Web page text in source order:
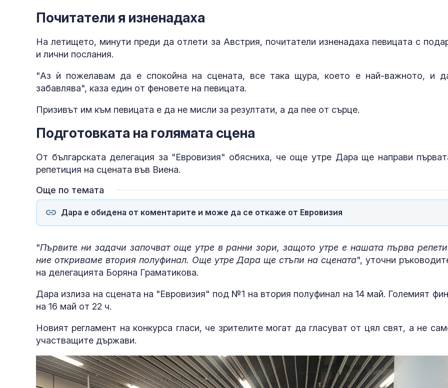
Почитатели я изненадаха
На летището, минути преди да отлети за Австрия, почитатели изненадаха певицата с
и лични послания.
"Аз ѝ пожелавам да е спокойна на сцената, все така щура, което е най-важното, и
забавлява", каза един от феновете на певицата.
Призивът им към певицата е да не мисли за резултати, а да пее от сърце.
Подготовката на голямата сцена
От българската делегация за "Евровизия" обясниха, че още утре Дара ще направи
репетиция на сцената във Виена.
Още по темата
Дара е обидена от коментарите и може да се откаже от Евровизия
"Първите ни задачи започват още утре в ранни зори, защото утре е нашата първа
ние откриваме втория полуфинал. Още утре Дара ще стъпи на сцената", уточни
на делегацията Боряна Граматикова.
Дара излиза на сцената на "Евровизия" под №1 на втория полуфинал на 14 май. Големият
на 16 май от 22 ч.
Новият регламент на конкурса гласи, че зрителите могат да гласуват от цял свят, а не
участващите държави.
Безмер, US
британците, за да се
горещините?
институции не
изпитание
е по-силно?